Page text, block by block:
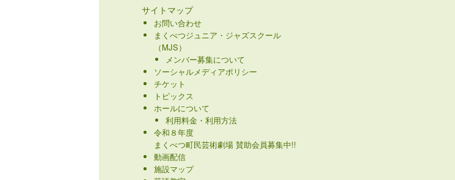
サイトマップ
お問い合わせ
まくべつジュニア・ジャズスクール
（MJS）
メンバー募集について
ソーシャルメディアポリシー
チケット
トピックス
ホールについて
利用料金・利用方法
令和８年度
まくべつ町民芸術劇場 賛助会員募集中!!
動画配信
施設マップ